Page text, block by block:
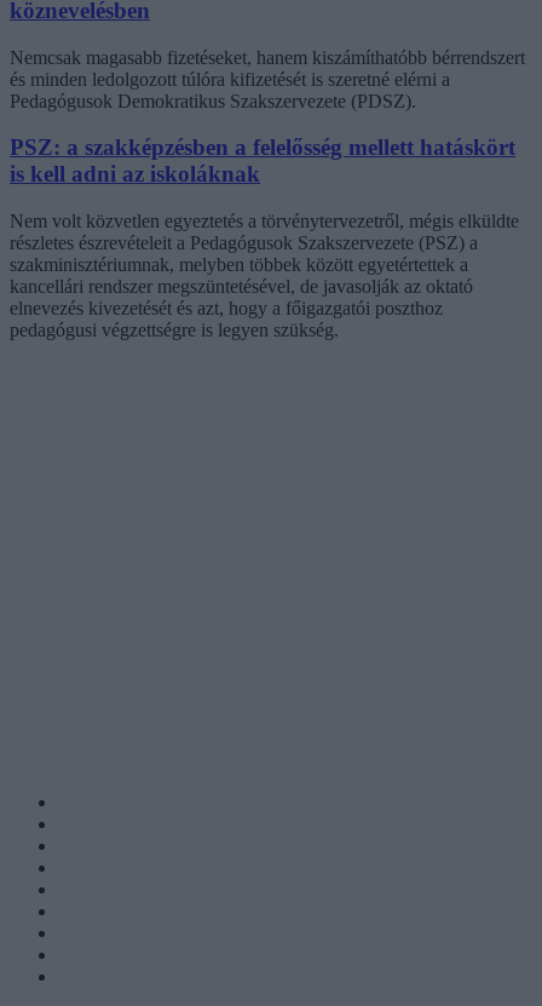
köznevelésben
Nemcsak magasabb fizetéseket, hanem kiszámíthatóbb bérrendszert
és minden ledolgozott túlóra kifizetését is szeretné elérni a
Pedagógusok Demokratikus Szakszervezete (PDSZ).
PSZ: a szakképzésben a felelősség mellett hatáskört
is kell adni az iskoláknak
Nem volt közvetlen egyeztetés a törvénytervezetről, mégis elküldte
részletes észrevételeit a Pedagógusok Szakszervezete (PSZ) a
szakminisztériumnak, melyben többek között egyetértettek a
kancellári rendszer megszüntetésével, de javasolják az oktató
elnevezés kivezetését és azt, hogy a főigazgatói poszthoz
pedagógusi végzettségre is legyen szükség.